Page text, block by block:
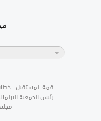
رئيس الجمعية